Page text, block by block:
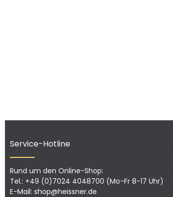
Service-Hotline
Rund um den Online-Shop:
Tel.: +49 (0)7024 4048700 (Mo-Fr 8-17 Uhr)
E-Mail: shop@heissner.de